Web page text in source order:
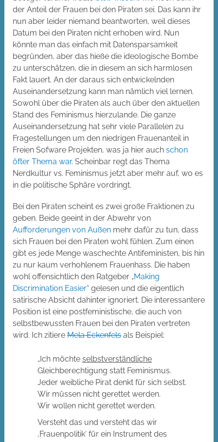
der Anteil der Frauen bei den Piraten sei. Das kann ihr
nun aber leider niemand beantworten, weil dieses
Datum bei den Piraten nicht erhoben wird. Nun
könnte man das einfach mit Datensparsamkeit
begründen, aber das hieße die ideologische Bombe
zu unterschätzen, die in diesem an sich harmlosen
Fakt lauert. An der daraus sich entwickelnden
Auseinandersetzung kann man nämlich viel lernen.
Sowohl über die Piraten als auch über den aktuellen
Stand des Feminismus hierzulande. Die ganze
Auseinandersetzung hat sehr viele Parallelen zu
Fragestellungen um den niedrigen Frauenanteil in
Freien Sofware Projekten, was ja hier auchschon
öfter Thema war. Scheinbar regt das Thema
Nerdkultur vs. Feminismus jetzt aber mehr auf, wo es
in die politische Sphäre vordringt.
Bei den Piraten scheint es zwei große Fraktionen zu
geben. Beide geeint in der Abwehr von
Aufforderungen von Außen mehr dafür zu tun, dass
sich Frauen bei den Piraten wohl fühlen. Zum einen
gibt es jede Menge waschechte Antifeministen, bis hin
zu nur kaum verhohlenem Frauenhass. Die haben
wohl offensichtlich den Ratgeber „Making
Discrimination Easier“ gelesen und die eigentlich
satirische Absicht dahinter ignoriert. Die interessantere
Position ist eine postfeministische, die auch von
selbstbewussten Frauen bei den Piraten vertreten
wird. Ich zitiereMela Eckenfelsals Beispiel:
„Ich möchteselbstverständliche
Gleichberechtigung statt Feminismus.
Jeder weibliche Pirat denkt für sich selbst.
Wir müssen nicht gerettet werden.
Wir wollen nicht gerettet werden.
Versteht das und versteht das wir
‚Frauenpolitik‘ für ein Instrument des